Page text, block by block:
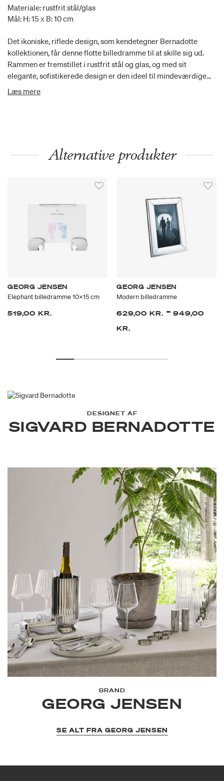
Materiale: rustfrit stål/glas
Mål: H: 15 x B: 10 cm
Det ikoniske, riflede design, som kendetegner Bernadotte
kollektionen, får denne flotte billedramme til at skille sig ud.
Rammen er fremstillet i rustfrit stål og glas, og med sit
elegante, sofistikerede design er den ideel til mindeværdige
billeder. Et nyt magnetisk system samler rammen, og den kan
Læs mere
Alternative produkter
GEORG JENSEN
Elephant billedramme 10x15 cm
519,00 KR.
GEORG JENSEN
Modern billedramme
629,00 KR. - 949,00
KR.
DESIGNET AF
SIGVARD BERNADOTTE
BRAND
GEORG JENSEN
SE ALT FRA GEORG JENSEN